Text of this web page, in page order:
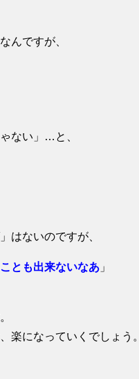
んですが、
ない」…と、
はないのですが、
とも出来ないなあ 」
楽になっていくでしょう。